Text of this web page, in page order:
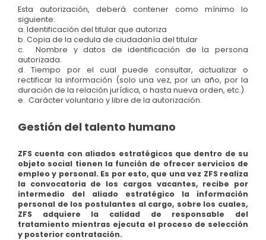
Esta autorización, deberá contener como mínimo lo
siguiente:
a. Identificación del titular que autoriza
b. Copia de la cedula de ciudadanía del titular
c. Nombre y datos de identificación de la persona
autorizada.
d. Tiempo por el cual puede consultar, actualizar o
rectificar la información (solo una vez, por un año, por la
duración de la relación jurídica, o hasta nueva orden, etc.).
e. Carácter voluntario y libre de la autorización.
Gestión del talento humano
ZFS cuenta con aliados estratégicos que dentro de su
objeto social tienen la función de ofrecer servicios de
empleo y personal. Es por esto, que una vez ZFS realiza
la convocatoria de los cargos vacantes, recibe por
intermedio del aliado estratégico la información
personal de los postulantes al cargo, sobre los cuales,
ZFS adquiere la calidad de responsable del
tratamiento mientras ejecuta el proceso de selección
y posterior contratación.